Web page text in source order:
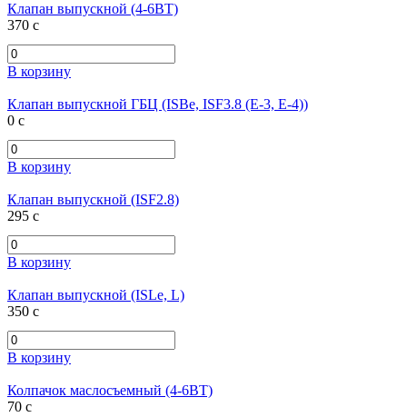
Клапан выпускной (4-6ВТ)
370 c
В корзину
Клапан выпускной ГБЦ (ISBe, ISF3.8 (E-3, E-4))
0 c
В корзину
Клапан выпускной (ISF2.8)
295 c
В корзину
Клапан выпускной (ISLe, L)
350 c
В корзину
Колпачок маслосъемный (4-6ВТ)
70 c